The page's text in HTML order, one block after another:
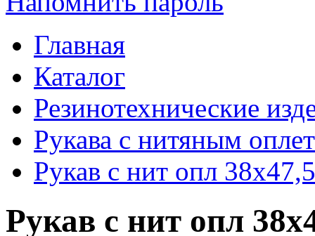
Главная
Каталог
Резинотехнические
Рукава с нитяным
Рукав с нит опл
Рукав с нит опл